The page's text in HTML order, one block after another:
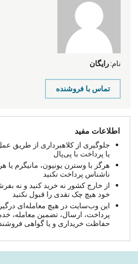
نام: رایگان
تماس با فروشنده
اطلاعات مفید
جلوگیری از کلاهبرداری از طریق
یا پرداخت با پی‌پال
هرگز با وسترن یونیون، مانیگرم
ناشناس پرداخت نکنید
از خارج کشور نه خرید کنید و نه
خود هیچ چک نقدی را قبول نکنید
این وب‌سایت در هیچ معامله‌ای
پرداخت، ارسال، تضمین معامله،
حفاظت خریداری و یا گواهی